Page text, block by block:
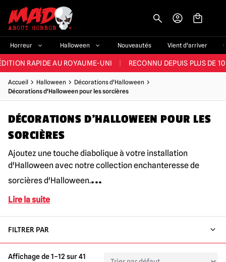
Horreur Halloween Nouveautés Vient d'arriver
ET LA MEILLEURE GAMME DU ROYAUME-UNI PLUS DE 60 000
RAPIDE AU ROYAUME-UNI RECONNU DEPUIS PLUS DE
NOUVEAUX PRODUITS DÉRIVÉS D'HORREUR CHAQUE SEMAINE
GAMME D'HALLOWEEN AU ROYAUME-UNI | PLUS DE 300
ET LA MEILLEURE GAMME DU ROYAUME-UNI | PLUS DE 60 000
Accueil Halloween
Décorations d'Halloween
Décorations d'Halloween pour les sorcières
DÉCORATIONS D'HALLOWEEN POUR LES
SORCIÈRES
Ajoutez une touche diabolique à votre installation
d'Halloween avec notre collection enchanteresse de
sorcières d'Halloween....
Lire la suite
FILTRER PAR
Affichage de 1–12 sur 41